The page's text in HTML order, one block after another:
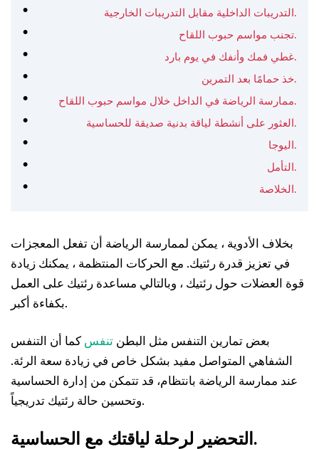
التدريبات الداخلية مقابل التدريبات الخارجية.
تجنب مواسم حبوب اللقاح.
غطي فمك وأنفك في يوم بارد.
خذ حمامًا بعد التمرين.
ممارسة الرياضة في الداخل خلال مواسم حبوب اللقاح.
العثور على أنشطة لياقة بدنية صديقة للحساسية.
اليوجا.
التأمل.
الخلاصة.
بخلاف الأدوية ، يمكن لممارسة الرياضة أن تفعل المعجزات
في تعزيز قدرة رئتيك. مع الحركات المنتظمة ، يمكنك زيادة
قوة العضلات حول رئتيك ، وبالتالي مساعدة رئتيك على العمل
بكفاءة أكبر.
بعض تمارين التنفس مثل البطن تنفس كما أن التنفس
الشفاهي المتواصل مفيد بشكل خاص في زيادة سعة الرئة.
عند ممارسة الرياضة بانتظام، قد تتمكن من إدارة الحساسية
وتحسين حالة رئتيك تدريجياً.
التحضير لرحلة لياقتك مع الحساسية.